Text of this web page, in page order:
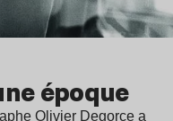
époque
Olivier Degorce a